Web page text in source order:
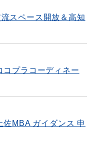
スペース開放＆高知
コプラコーディネー
佐MBA ガイダンス 申